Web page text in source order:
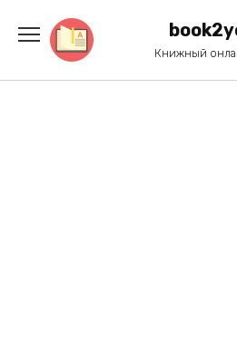
содержанию
Книжный